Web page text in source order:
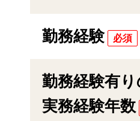
勤務経験 必須
勤務経験有
実務経験年数